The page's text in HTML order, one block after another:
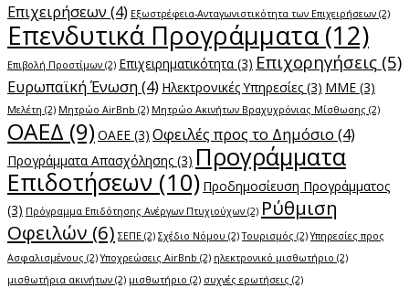
Επιχειρήσεων (4) Εξωστρέφεια-Ανταγωνιστικότητα των Επιχειρήσεων (2)
Επενδυτικά Προγράμματα (12)
Επιβολή Προστίμων (2) Επιχειρηματικότητα (3) Επιχορηγήσεις (5)
Ευρωπαϊκή Ένωση(4) Ηλεκτρονικές Υπηρεσίες (3) ΜΜΕ (3)
Μελέτη (2) Μητρώο AirBnb (2) Μητρώο Ακινήτων Βραχυχρόνιας Μίσθωσης (2)
ΟΑΕΔ (9) ΟΑΕΕ (3) Οφειλές προς το Δημόσιο (4)
Προγράμματα Απασχόλησης (3) Προγράμματα
Επιδοτήσεων (10) Προδημοσίευση Προγράμματος
(3) Πρόγραμμα Επιδότησης Ανέργων Πτυχιούχων (2) Ρύθμιση
Οφειλών (6) ΣΕΠΕ (2) Σχέδιο Νόμου (2) Τουρισμός (2) Υπηρεσίες προς
Ασφαλισμένους (2) Υποχρεώσεις AirBnb (2) ηλεκτρονικό μισθωτήριο (2)
μισθωτήρια ακινήτων (2) μισθωτήριο (2) συχνές ερωτήσεις (2)